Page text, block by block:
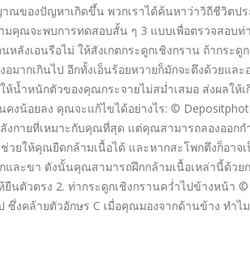
ณของปัญหาเกิดขึ้น พวกเราได้ค้นหาว่าวิถีชีวิตป
ณจะพบการทดสอบสั้น ๆ 3 แบบเพื่อตรวจสอบท่
งเอนรือไม่ ให้สังเกตกระดูกเชิงกราน ถ้ากระดู
ากเกินไป อีกทั้งเอ็นร้อยหวายก็มักจะตึงด้วยแล
น้ำหนักตัวของคุณกระจายไม่สม่ำเสมอ ส่งผลให้เ
งน้อยลง คุณจะแก้ไขได้อย่างไร: ©
กายที่เหมาะกับคุณที่สุด แต่คุณสามารถลองออก
วยให้คุณยืดกล้ามเนื้อได้ และหากสะโพกตึงก็อา
ละขา ดังนั้นคุณสามารถฝึกกล้ามเนื้อเหล่านี้ด้วย
นตัวตรง 2. ท่ากระดูกเชิงกรานคว่ำไปข้างหน้า
ซึ่งคล้ายตัวอักษร C เมื่อคุณมองจากด้านข้าง ทำ